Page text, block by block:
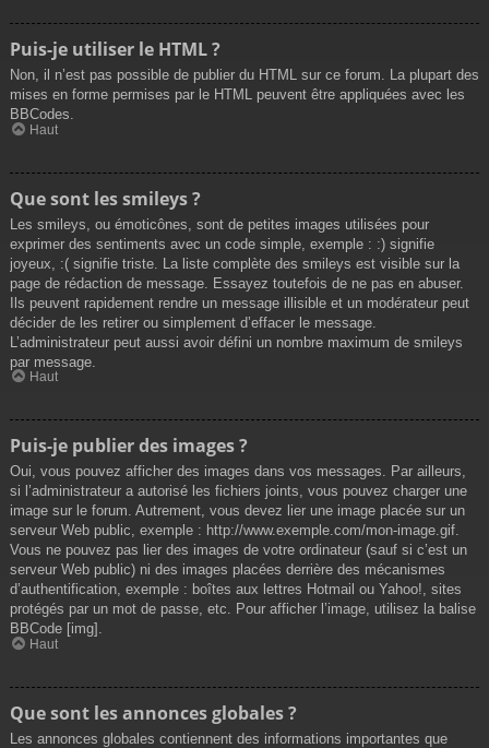
Puis-je utiliser le HTML ?
Non, il n’est pas possible de publier du HTML sur ce forum. La plupart des
mises en forme permises par le HTML peuvent être appliquées avec les
BBCodes.
Haut
Que sont les smileys ?
Les smileys, ou émoticônes, sont de petites images utilisées pour
exprimer des sentiments avec un code simple, exemple : :) signifie
joyeux, :( signifie triste. La liste complète des smileys est visible sur la
page de rédaction de message. Essayez toutefois de ne pas en abuser.
Ils peuvent rapidement rendre un message illisible et un modérateur peut
décider de les retirer ou simplement d’effacer le message.
L’administrateur peut aussi avoir défini un nombre maximum de smileys
par message.
Haut
Puis-je publier des images ?
Oui, vous pouvez afficher des images dans vos messages. Par ailleurs,
si l’administrateur a autorisé les fichiers joints, vous pouvez charger une
image sur le forum. Autrement, vous devez lier une image placée sur un
serveur Web public, exemple : http://www.exemple.com/mon-image.gif.
Vous ne pouvez pas lier des images de votre ordinateur (sauf si c’est un
serveur Web public) ni des images placées derrière des mécanismes
d’authentification, exemple : boîtes aux lettres Hotmail ou Yahoo!, sites
protégés par un mot de passe, etc. Pour afficher l’image, utilisez la balise
BBCode [img].
Haut
Que sont les annonces globales ?
Les annonces globales contiennent des informations importantes que